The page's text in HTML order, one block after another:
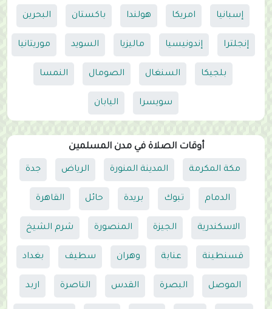
إسبانيا امريكا هولندا باكستان البحرين
إنجلترا إندونيسيا ماليزيا السويد موريتانيا
بلجيكا السنغال الصومال النمسا
سويسرا اليابان
أوقات الصلاة في مدن المسلمين
مكة المكرمة المدينة المنورة الرياض جدة
الدمام تبوك بريدة حائل القاهرة
الاسكندرية الجيزة المنصورة شرم الشيخ
قسنطينة عنابة وهران سطيف بغداد
الموصل البصرة القدس الناصرة اربد